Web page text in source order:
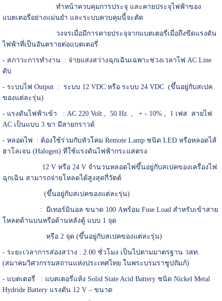
ทำหน้าควบคุมการประจุ และคายประจุไฟฟ้าของ
แบตเตอรี่อย่างแม่นยำ และระบบควบคุมนี้จะตัด
วงจรเมื่อมีการคายประจุจากแบตเตอรี่เมื่อถึงขีดแรงดัน
ไฟฟ้าที่เป็นอันตรายต่อแบตเตอรี่
- สภาวะการทำงาน : จ่ายแสงสว่างฉุกเฉินเฉพาะช่วงเวลาไฟ AC Line
ดับ
- ระบบไฟ Output : ระบบ 12 VDC หรือ ระบบ 24 VDC (ขึ้นอยู่กับสเปค
ของแต่ละรุ่น)
- แรงดันไฟฟ้าเข้า : AC 220 Volt , 50 Hz. , + - 10% , 1 เฟส สายไฟ
AC เป็นแบบ 3 ขา มีสายกราวด์
- หลอดไฟ : ต้องใช้ร่วมกับหัวโคม Remote Lamp ชนิด LED หรือหลอดไส้
ฮาโลเจน (Halogen) ที่ใช้แรงดันไฟฟ้ากระแสตรง
12 V หรือ 24 V จำนวนหลอดไฟขึ้นอยู่กับสเปคของเครื่องไฟ
ฉุกเฉิน สามารถจ่ายโหลดได้สูงสุดกี่วัตต์
(ขึ้นอยู่กับสเปคของแต่ละรุ่น)
: มีเทอร์มินอล ขนาด 100 Aพร้อม Fuse Load สำหรับเข้าสาย
โหลดด้านบนหรือด้านหลังตู้ แบบ 1 จุด
หรือ 2 จุด (ขึ้นอยู่กับสเปคของแต่ละรุ่น)
- ระยะเวลาการส่องสว่าง : 2.00 ชั่วโมง เป็นไปตามมาตรฐาน วสท.
(สมาคมวิศวกรรมสถานแห่งประเทศไทย ในพระบรมราชูปถัมภ์)
- แบตเตอรี่ : แบตเตอรี่แห้ง Solid State Acid Battery ชนิด Nickel Metal
Hydride Battery แรงดัน 12 V – ขนาด